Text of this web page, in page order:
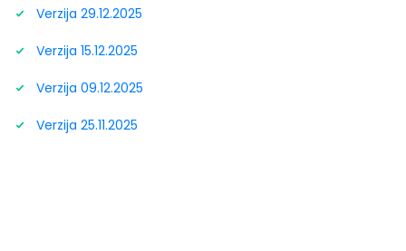
Verzija 29.12.2025
Verzija 15.12.2025
Verzija 09.12.2025
Verzija 25.11.2025